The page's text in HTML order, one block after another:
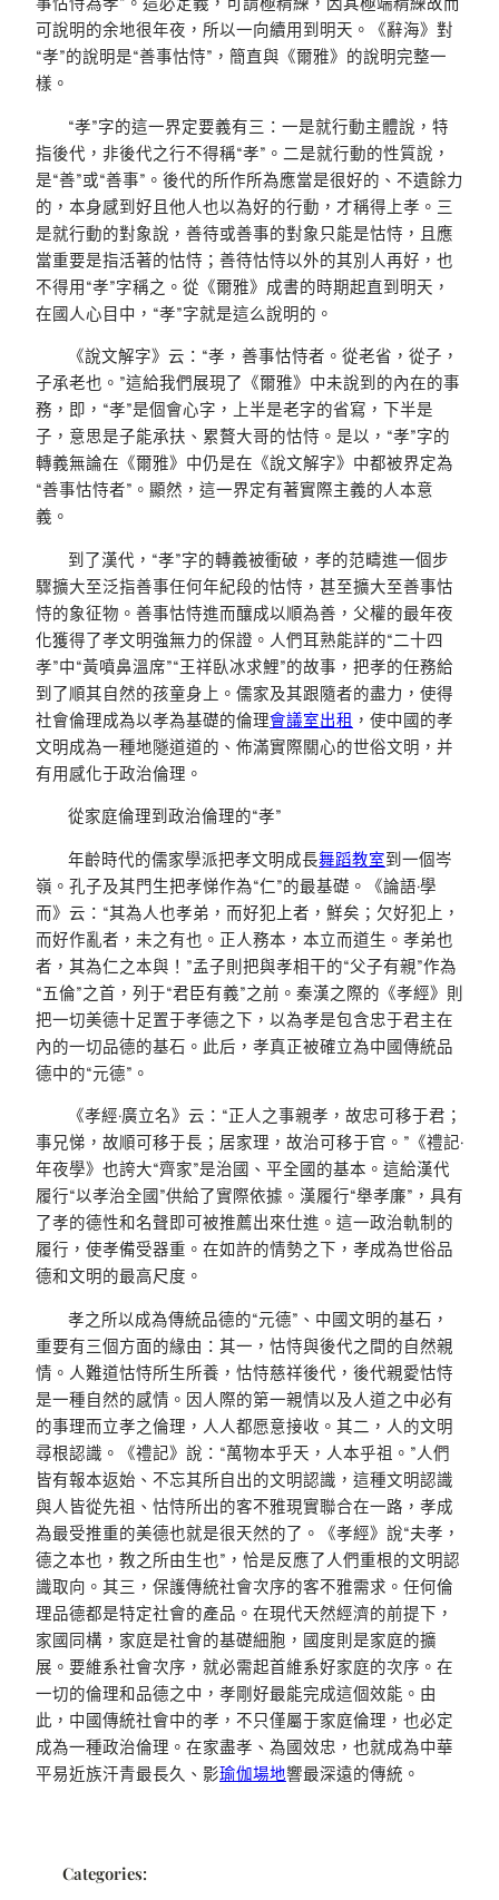
可說明的余地很年夜，所以一向續用到明天。《辭海》對
“孝”的說明是“善事怙恃”，簡直與《爾雅》的說明完整一
樣。
“孝”字的這一界定要義有三：一是就行動主體說，特
指後代，非後代之行不得稱“孝”。二是就行動的性質說，
是“善”或“善事”。後代的所作所為應當是很好的、不遺餘力
的，本身感到好且他人也以為好的行動，才稱得上孝。三
是就行動的對象說，善待或善事的對象只能是怙恃，且應
當重要是指活著的怙恃；善待怙恃以外的其別人再好，也
不得用“孝”字稱之。從《爾雅》成書的時期起直到明天，
在國人心目中，“孝”字就是這么說明的。
《說文解字》云：“孝，善事怙恃者。從老省，從子，
子承老也。”這給我們展現了《爾雅》中未說到的內在的事
務，即，“孝”是個會心字，上半是老字的省寫，下半是
子，意思是子能承扶、累贅大哥的怙恃。是以，“孝”字的
轉義無論在《爾雅》中仍是在《說文解字》中都被界定為
“善事怙恃者”。顯然，這一界定有著實際主義的人本意
義。
到了漢代，“孝”字的轉義被衝破，孝的范疇進一個步
驟擴大至泛指善事任何年紀段的怙恃，甚至擴大至善事怙
恃的象征物。善事怙恃進而釀成以順為善，父權的最年夜
化獲得了孝文明強無力的保證。人們耳熟能詳的“二十四
孝”中“黃噴鼻溫席”“王祥臥冰求鯉”的故事，把孝的任務給
到了順其自然的孩童身上。儒家及其跟隨者的盡力，使得
社會倫理成為以孝為基礎的倫理會議室出租 ，使中國的孝
文明成為一種地隧道道的、佈滿實際關心的世俗文明，并
有用感化于政治倫理。
從家庭倫理到政治倫理的“孝”
年齡時代的儒家學派把孝文明成長舞蹈教室到一個岑
嶺。孔子及其門生把孝悌作為“仁”的最基礎。《論語·學
而》云：“其為人也孝弟，而好犯上者，鮮矣；欠好犯上，
而好作亂者，未之有也。正人務本，本立而道生。孝弟也
者，其為仁之本與！”孟子則把與孝相干的“父子有親”作為
“五倫”之首，列于“君臣有義”之前。秦漢之際的《孝經》則
把一切美德十足置于孝德之下，以為孝是包含忠于君主在
內的一切品德的基石。此后，孝真正被確立為中國傳統品
德中的“元德”。
《孝經·廣立名》云：“正人之事親孝，故忠可移于君；
事兄悌，故順可移于長；居家理，故治可移于官。”《禮記·
年夜學》也誇大“齊家”是治國、平全國的基本。這給漢代
履行“以孝治全國”供給了實際依據。漢履行“舉孝廉”，具有
了孝的德性和名聲即可被推薦出來仕進。這一政治軌制的
履行，使孝備受器重。在如許的情勢之下，孝成為世俗品
德和文明的最高尺度。
孝之所以成為傳統品德的“元德”、中國文明的基石，
重要有三個方面的緣由：其一，怙恃與後代之間的自然親
情。人難道怙恃所生所養，怙恃慈祥後代，後代親愛怙恃
是一種自然的感情。因人際的第一親情以及人道之中必有
的事理而立孝之倫理，人人都愿意接收。其二，人的文明
尋根認識。《禮記》說：“萬物本乎天，人本乎祖。”人們
皆有報本返始、不忘其所自出的文明認識，這種文明認識
與人皆從先祖、怙恃所出的客不雅現實聯合在一路，孝成
為最受推重的美德也就是很天然的了。《孝經》說“夫孝，
德之本也，教之所由生也”，恰是反應了人們重根的文明認
識取向。其三，保護傳統社會次序的客不雅需求。任何倫
理品德都是特定社會的產品。在現代天然經濟的前提下，
家國同構，家庭是社會的基礎細胞，國度則是家庭的擴
展。要維系社會次序，就必需起首維系好家庭的次序。在
一切的倫理和品德之中，孝剛好最能完成這個效能。由
此，中國傳統社會中的孝，不只僅屬于家庭倫理，也必定
成為一種政治倫理。在家盡孝、為國效忠，也就成為中華
平易近族汗青最長久、影瑜伽場地響最深遠的傳統。
Categories: